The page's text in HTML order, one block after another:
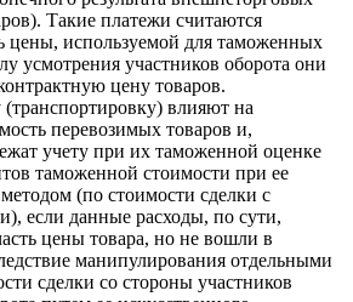
Такие платежи считаются
используемой для таможенных
усмотрения участников оборота они
цену товаров.
(транспортировку) влияют на
перевозимых товаров и,
учету при их таможенной оценке
таможенной стоимости при ее
(по стоимости сделки с
если данные расходы, по сути,
цены товара, но не вошли в
манипулирования отдельными
сделки со стороны участников